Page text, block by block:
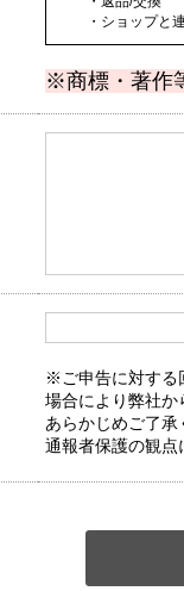
・ショップと連
※商標・著作
※ご申告に対する
場合により弊社か
あらかじめご了承
通報者保護の観点